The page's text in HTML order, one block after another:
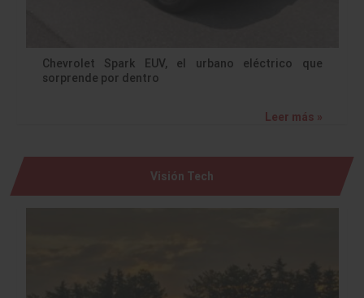
Chevrolet Spark EUV, el urbano eléctrico que
sorprende por dentro
Leer más »
Visión Tech